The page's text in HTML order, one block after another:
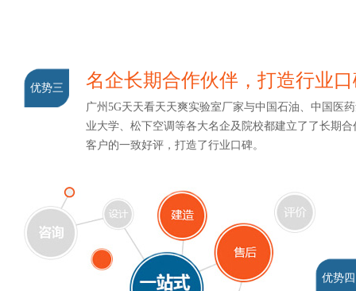
优势三 名企长期合作伙伴，打造行业
广州5G天天看天天爽实验室厂家与中国石油、中国医药集
业大学、松下空调等各大名企及院校都建立了了长期合
客户的一致好评，打造了行业口碑。
优势四